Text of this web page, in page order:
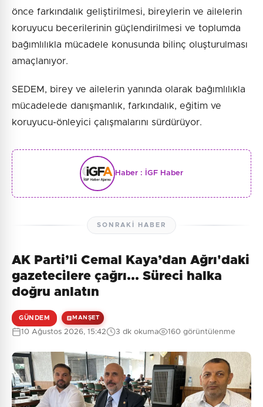
önce farkındalık geliştirilmesi, bireylerin ve ailelerin
koruyucu becerilerinin güçlendirilmesi ve toplumda
bağımlılıkla mücadele konusunda bilinç oluşturulması
amaçlanıyor.
SEDEM, birey ve ailelerin yanında olarak bağımlılıkla
mücadelede danışmanlık, farkındalık, eğitim ve
koruyucu-önleyici çalışmalarını sürdürüyor.
Haber : İGF Haber
SONRAKI HABER
AK Parti’li Cemal Kaya’dan Ağrı'daki
gazetecilere çağrı... Süreci halka
doğru anlatın
GÜNDEM MANŞET
10 Ağustos 2026, 15:42 3 dk okuma 160 görüntülenme